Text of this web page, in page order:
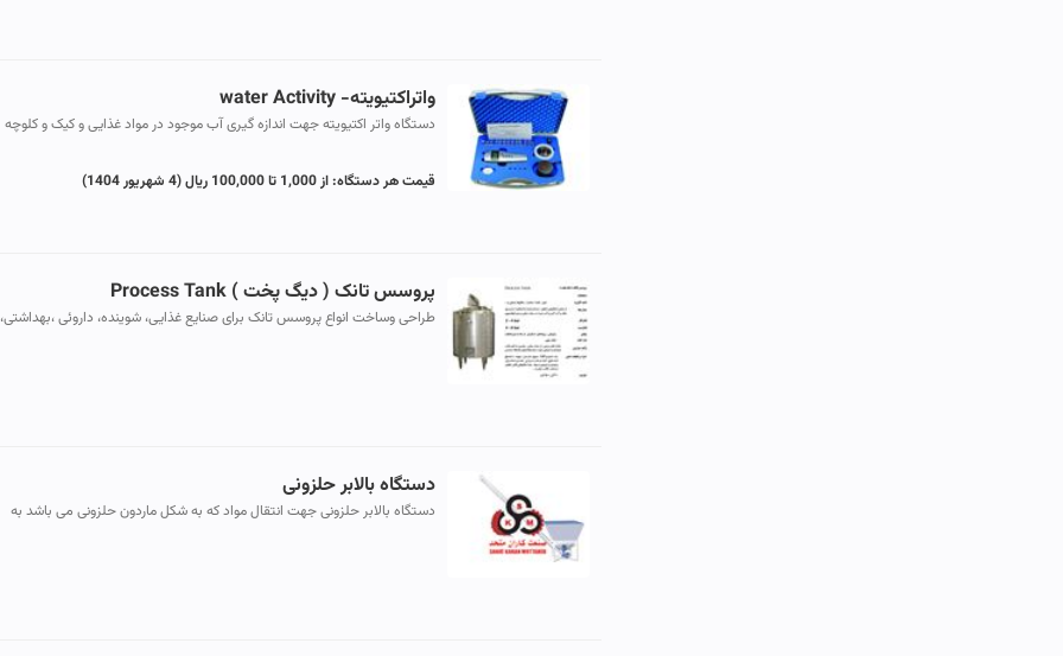
واتراکتیویته- water Activity
دستگاه واتر اکتیویته جهت اندازه گیری آب موجود در مواد غذایی و کیک و کلوچه
قیمت هر دستگاه:از 1,000 تا 100,000 ریال (4 شهریور 1404)
پروسس تانک ( دیگ پخت ) Process Tank
طراحی وساخت انواع پروسس تانک برای صنایع غذایی، شوینده، داروئی ،بهداشتی،
دستگاه بالابر حلزونی
دستگاه بالابر حلزونی جهت انتقال مواد که به شکل ماردون حلزونی می باشد به